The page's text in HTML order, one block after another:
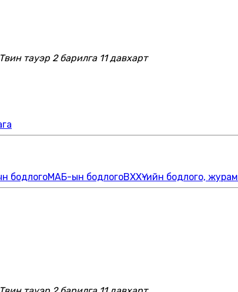
тауэр 2 барилга 11 давхарт
бодлогоМАБ-ын бодлогоВХХҮ-ийн бодлого, журам